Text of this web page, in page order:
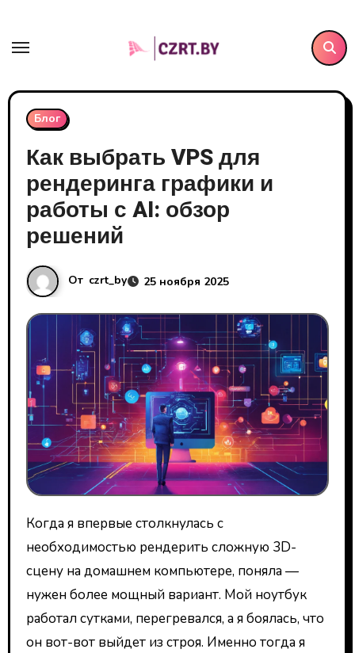
содержанию
Блог
Как выбрать VPS для
рендеринга графики и
работы с AI: обзор
решений
От czrt_by 25 ноября 2025
Когда я впервые столкнулась с
необходимостью рендерить сложную 3D-
сцену на домашнем компьютере, поняла —
нужен более мощный вариант. Мой ноутбук
работал сутками, перегревался, а я боялась, что
он вот-вот выйдет из строя. Именно тогда я